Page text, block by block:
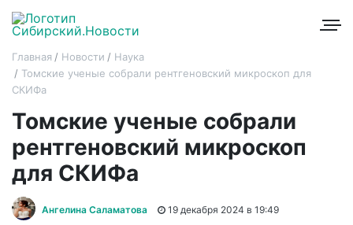
Главная Новости
Наука
Томские ученые собрали рентгеновский микроскоп для
СКИФа
Томские ученые собрали
рентгеновский микроскоп
для СКИФа
Ангелина Саламатова
19 декабря 2024 в 19:49